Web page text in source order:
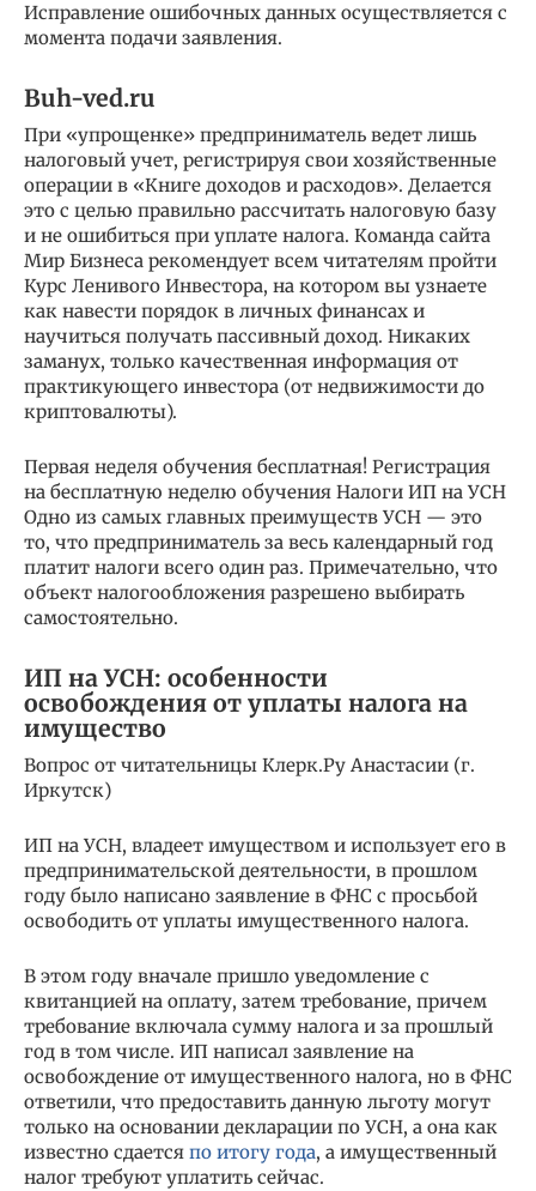
Исправление ошибочных данных осуществляется с
момента подачи заявления.
Buh-ved.ru
При «упрощенке» предприниматель ведет лишь
налоговый учет, регистрируя свои хозяйственные
операции в «Книге доходов и расходов». Делается
это с целью правильно рассчитать налоговую базу
и не ошибиться при уплате налога. Команда сайта
Мир Бизнеса рекомендует всем читателям пройти
Курс Ленивого Инвестора, на котором вы узнаете
как навести порядок в личных финансах и
научиться получать пассивный доход. Никаких
заманух, только качественная информация от
практикующего инвестора (от недвижимости до
криптовалюты).
Первая неделя обучения бесплатная! Регистрация
на бесплатную неделю обучения Налоги ИП на УСН
Одно из самых главных преимуществ УСН — это
то, что предприниматель за весь календарный год
платит налоги всего один раз. Примечательно, что
объект налогообложения разрешено выбирать
самостоятельно.
ИП на УСН: особенности
освобождения от уплаты налога на
имущество
Вопрос от читательницы Клерк.Ру Анастасии (г.
Иркутск)
ИП на УСН, владеет имуществом и использует его в
предпринимательской деятельности, в прошлом
году было написано заявление в ФНС с просьбой
освободить от уплаты имущественного налога.
В этом году вначале пришло уведомление с
квитанцией на оплату, затем требование, причем
требование включала сумму налога и за прошлый
год в том числе. ИП написал заявление на
освобождение от имущественного налога, но в ФНС
ответили, что предоставить данную льготу могут
только на основании декларации по УСН, а она как
известно сдается по итогу года, а имущественный
налог требуют уплатить сейчас.